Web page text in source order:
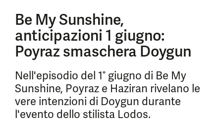
Be My Sunshine,
anticipazioni 1 giugno:
Poyraz smaschera Doygun
Nell'episodio del 1° giugno di Be My
Sunshine, Poyraz e Haziran rivelano le
vere intenzioni di Doygun durante
l'evento dello stilista Lodos.